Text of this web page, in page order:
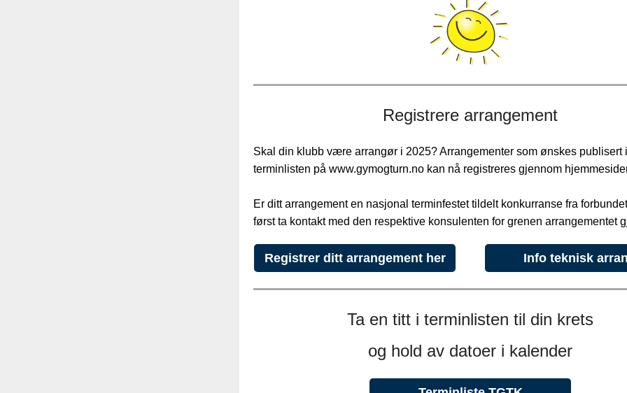
Registrere arrangement
Skal din klubb være arrangør i 2025? Arrangementer som ønskes publisert i
terminlisten på www.gymogturn.no kan nå registreres gjennom
Er ditt arrangement en nasjonal terminfestet tildelt konkurranse fra
først ta kontakt med den respektive konsulenten for grenen arrangementet
Registrer ditt arrangement her Info teknisk
Ta en titt i terminlisten til din krets
og hold av datoer i kalender